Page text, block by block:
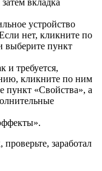
устройство
нет, кликните по
пункт
и требуется,
кликните по ним
«Свойства», а
заработал